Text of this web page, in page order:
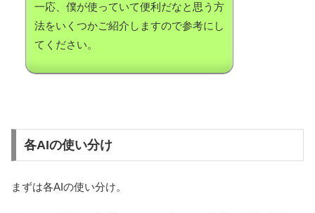
一応、僕が使っていて便利だなと思う方
法をいくつかご紹介しますので参考にし
てください。
各AIの使い分け
まずは各AIの使い分け。